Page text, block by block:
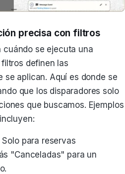
precisa con filtros
cuándo se ejecuta una
definen las
se aplican. Aquí es donde se
que los disparadores solo
que buscamos. Ejemplos
Solo para reservas
"Canceladas" para un